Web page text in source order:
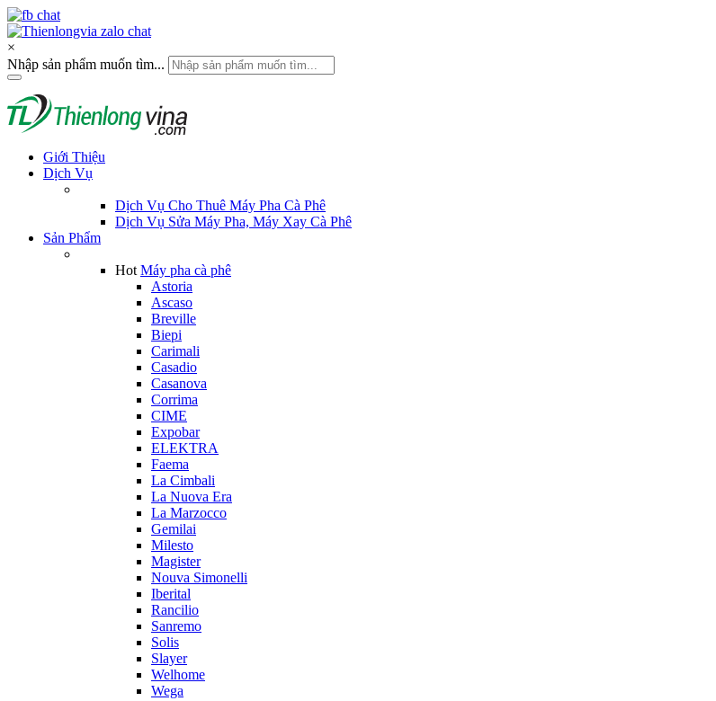
×
Nhập sản phẩm muốn tìm...
Giới Thiệu
Dịch Vụ
Dịch Vụ Cho Thuê Máy Pha Cà Phê
Dịch Vụ Sửa Máy Pha, Máy Xay Cà Phê
Sản Phẩm
Hot Máy pha cà phê
Astoria
Ascaso
Breville
Biepi
Carimali
Casadio
Casanova
Corrima
CIME
Expobar
ELEKTRA
Faema
La Cimbali
La Nuova Era
La Marzocco
Gemilai
Milesto
Magister
Nouva Simonelli
Iberital
Rancilio
Sanremo
Solis
Slayer
Welhome
Wega